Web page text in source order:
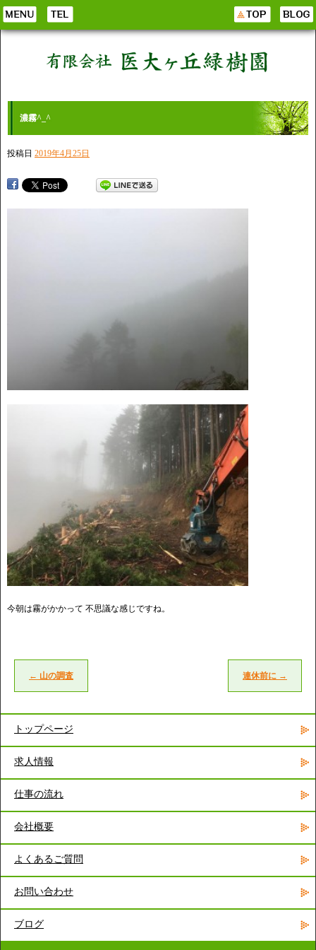
濃霧^_^
投稿日 2019年4月25日
今朝は霧がかかって 不思議な感じですね。
← 山の調査 連休前に →
トップページ
求人情報
仕事の流れ
会社概要
よくあるご質問
お問い合わせ
ブログ